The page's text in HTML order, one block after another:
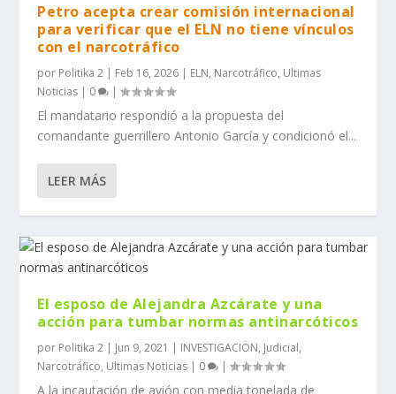
Petro acepta crear comisión internacional
para verificar que el ELN no tiene vínculos
con el narcotráfico
por Politika 2 | Feb 16, 2026 | ELN, Narcotráfico, Ultimas
Noticias | 0 |
El mandatario respondió a la propuesta del
comandante guerrillero Antonio García y condicionó el...
LEER MÁS
El esposo de Alejandra Azcárate y una
acción para tumbar normas antinarcóticos
por Politika 2 | Jun 9, 2021 | INVESTIGACIÖN, Judicial,
Narcotráfico, Ultimas Noticias | 0 |
A la incautación de avión con media tonelada de